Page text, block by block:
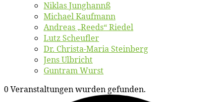
Ni­klas Junghannß
Mi­cha­el Kaufmann
An­dre­as „Reeds“ Riedel
Lutz Scheuf­ler
Dr. Chris­­ta-Ma­ria Steinberg
Jens Ulb­richt
Gun­tram Wurst
0 Veranstaltungen wurden gefunden.